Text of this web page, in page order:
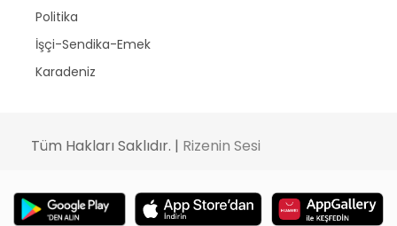
Politika
İşçi-Sendika-Emek
Karadeniz
Tüm Hakları Saklıdır. | Rizenin Sesi